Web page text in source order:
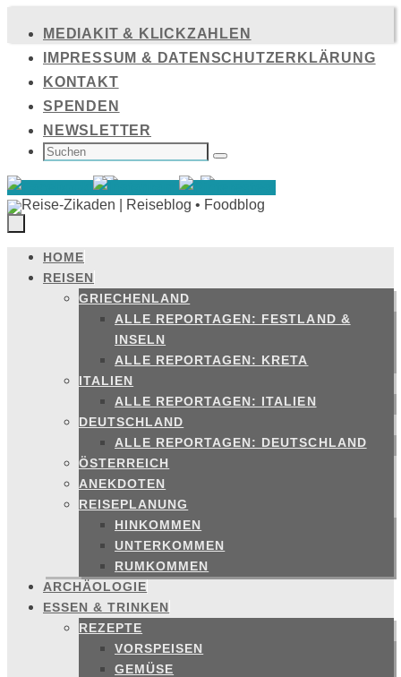
Inhalt
springen
MEDIAKIT & KLICKZAHLEN
IMPRESSUM & DATENSCHUTZERKLÄRUNG
KONTAKT
SPENDEN
NEWSLETTER
SUCHEN
NACH: Suchen
Zum
Inhalt
springen
HOME
REISEN
GRIECHENLAND
ALLE REPORTAGEN: FESTLAND &
INSELN
ALLE REPORTAGEN: KRETA
ITALIEN
ALLE REPORTAGEN: ITALIEN
DEUTSCHLAND
ALLE REPORTAGEN: DEUTSCHLAND
ÖSTERREICH
ANEKDOTEN
REISEPLANUNG
HINKOMMEN
UNTERKOMMEN
RUMKOMMEN
ARCHÄOLOGIE
ESSEN & TRINKEN
REZEPTE
VORSPEISEN
GEMÜSE